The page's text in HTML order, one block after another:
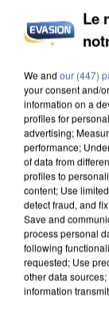
INCENDIES :
DE
Le
We and our (447)
your consent and/
information on a
profiles for
advertising;
performance;
of data from
profiles to
content; Use
detect fraud, and
Save and
process personal
following
requested; Use
other data
information